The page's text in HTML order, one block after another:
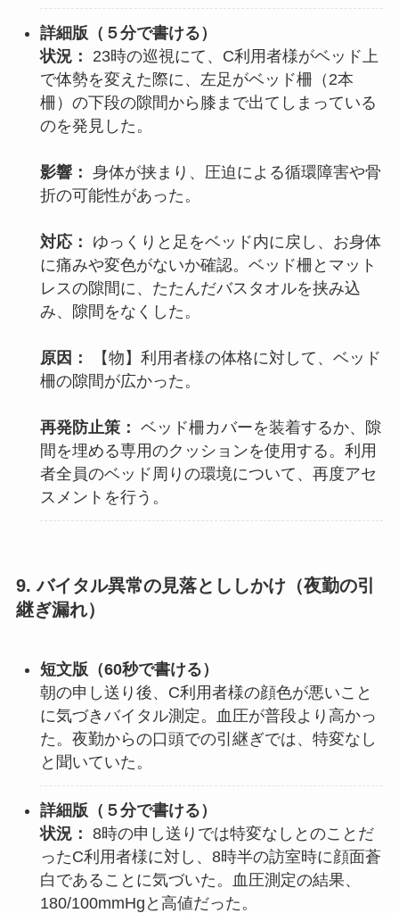
詳細版（ ５分で書ける）
状況：
23時の巡視にて、C利用者様がベッド上
で体勢を変えた際に、左足がベッド柵（2本
柵）の下段の隙間から膝まで出てしまっている
のを発見した。
影響： 身体が挟まり、圧迫による循環障害や骨
折の可能性があった。
対応：
ゆっくりと足をベッド内に戻し、お身体
に痛みや変色がないか確認。ベッド柵とマット
レスの隙間に、たたんだバスタオルを挟み込
み、隙間をなくした。
原因：
【物】利用者様の体格に対して、ベッド
柵の隙間が広かった。
再発防止策： ベッド柵カバーを装着するか、隙
間を埋める専用のクッションを使用する。利用
者全員のベッド周りの環境について、再度アセ
スメントを行う。
9. バイタル異常の見落とししかけ（夜勤の引
継ぎ漏れ）
短文版（60秒で書ける）
朝の申し送り後、C利用者様の顔色が悪いこと
に気づきバイタル測定。血圧が普段より高かっ
た。夜勤からの口頭での引継ぎでは、特変なし
と聞いていた。
詳細版（ ５分で書ける）
状況： 8時の申し送りでは特変なしとのことだ
ったC利用者様に対し、8時半の訪室時に顔面蒼
白であることに気づいた。血圧測定の結果、
180/100mmHgと高値だった。